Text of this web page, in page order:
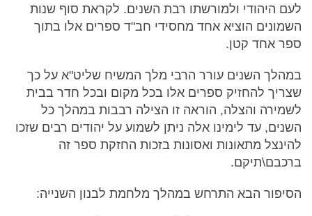
לעם היהודי ולמורשתו רבת השנים. לקראת סוף שנות
השמונים הוציא אחד מחסידי חב"ד ספרים אלו בתוך
ספר אחד קטן.
במהלך השנים עורר הרבי מלך המשיח שליט"א על כך
שצריך להחזיק ספרים אלו בכל מקום ובכל חדר בבית
לשמירה והצלה, הוראה זו הצילה רבבות במהלך כל
השנים, עד לימינו אלה ניתן לשמוע על יהודים רבים שזכו
להינצל מתאונות ואסונות בזכות החזקת ספר זה
ברכבם\תיקם.
הסיפור הבא התרחש במהלך מלחמת לבנון השנייה: